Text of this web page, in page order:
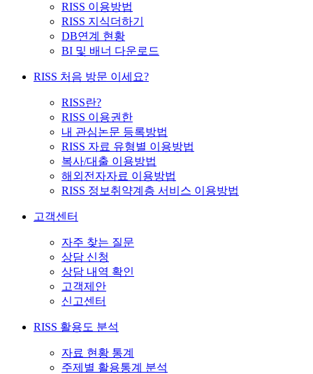
RISS 이용방법
RISS 지식더하기
DB연계 현황
BI 및 배너 다운로드
RISS 처음 방문 이세요?
RISS란?
RISS 이용권한
내 관심논문 등록방법
RISS 자료 유형별 이용방법
복사/대출 이용방법
해외전자자료 이용방법
RISS 정보취약계층 서비스 이용방법
고객센터
자주 찾는 질문
상담 신청
상담 내역 확인
고객제안
신고센터
RISS 활용도 분석
자료 현황 통계
주제별 활용통계 분석